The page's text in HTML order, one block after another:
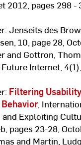
2012, pages 298 -
Jenseits des
10, page 28,
and Gottron,
Future Internet,
Filtering
,
and Exploiting
pages 23-28,
and Martin,